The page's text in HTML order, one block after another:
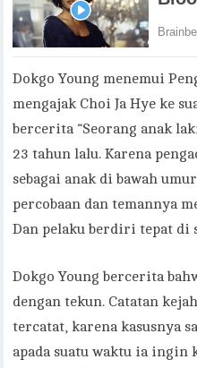
Dokgo Young menemui
mengajak Choi Ja Hye ke
bercerita “Seorang anak
23 tahun lalu. Karena
sebagai anak di bawah
percobaan dan temannya
Dan pelaku berdiri tepat di
Dokgo Young bercerita
dengan tekun. Catatan
tercatat, karena kasusnya
apada suatu waktu ia ingin